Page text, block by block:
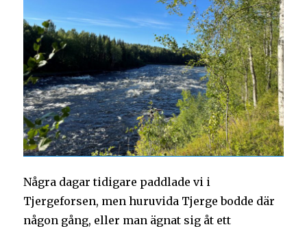
Några dagar tidigare paddlade vi i
Tjergeforsen, men huruvida Tjerge bodde där
någon gång, eller man ägnat sig åt ett